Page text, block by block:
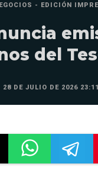
- EDICIÓN
del
28 DE JULIO DE 2026 23:11